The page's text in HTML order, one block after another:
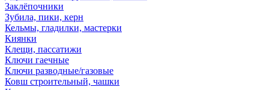
Заклёпочники
Зубила, пики, керн
Кельмы, гладилки, мастерки
Киянки
Клещи, пассатижи
Ключи гаечные
Ключи разводные/газовые
Ковш строительный, чашки